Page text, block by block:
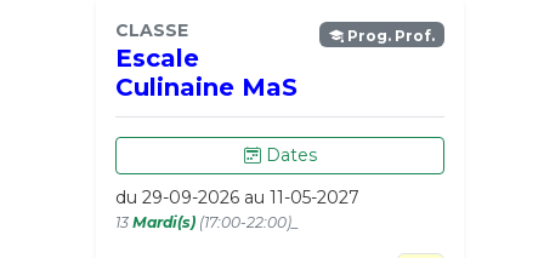
CLASSE
Escale
Culinaine MaS
Prog. Prof.
Dates
du 29-09-2026 au 11-05-2027
13 Mardi(s) (17:00-22:00)_